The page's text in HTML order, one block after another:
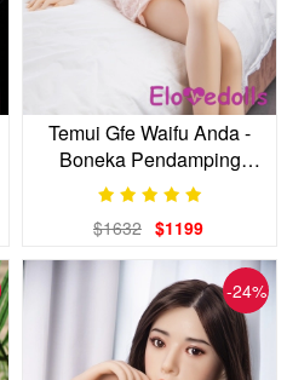
Temui Gfe Waifu Anda -
Boneka Pendamping
Ramping-Tebal 163cm
$1632 $1199
-24%